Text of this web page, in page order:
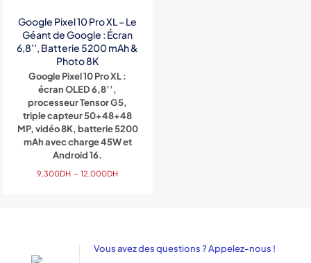
Google Pixel 10 Pro XL – Le
Géant de Google : Écran
6,8’’, Batterie 5200 mAh &
Photo 8K
Google Pixel 10 Pro XL :
écran OLED 6,8’’,
processeur Tensor G5,
triple capteur 50+48+48
MP, vidéo 8K, batterie 5200
mAh avec charge 45W et
Android 16.
9,300DH – 12,000DHPlage
Vous avez des questions ? Appelez-nous !